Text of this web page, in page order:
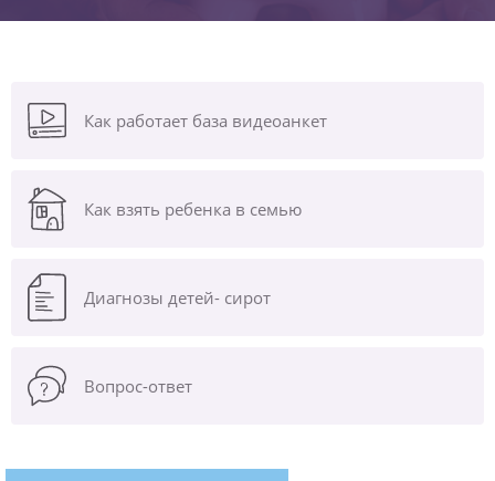
Как работает база видеоанкет
Как взять ребенка в семью
Диагнозы детей- сирот
Вопрос-ответ